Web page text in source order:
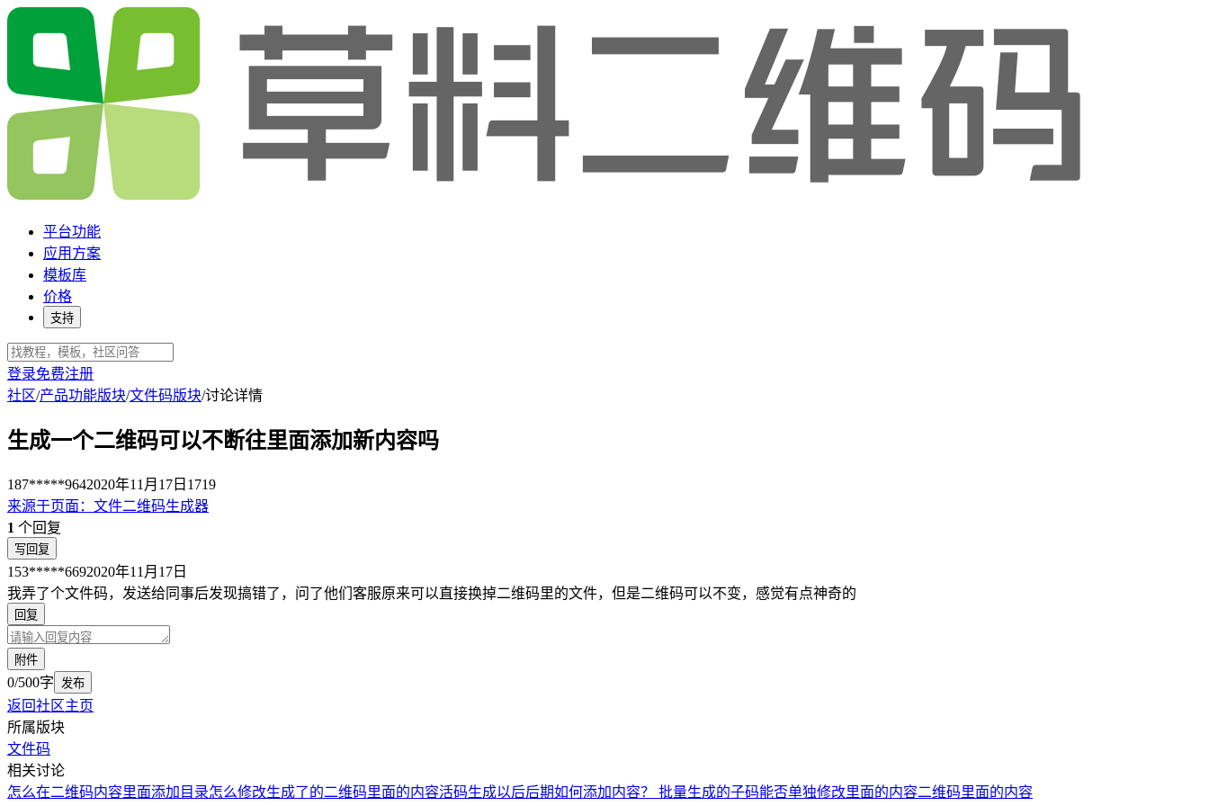
平台功能
应用方案
模板库
价格
支持
登录免费注册
社区/产品功能版块/文件码版块/讨论详情
生成一个二维码可以不断往里面添加新内容吗
187*****9642020年11月17日 1719
来源于页面 ： 文件二维码生成器
1 个回复
写回复
153*****6692020年11月17日
我弄了个文件码，发送给同事后发现搞错了，问了他们客服原来可以直接换掉二维码里的文件，但是二维码可以不变，感觉有点神奇的
回复
附件
0/500字 发布
返回社区主页
所属版块
文件码
相关讨论
怎么在二维码内容里面添加目录怎么修改生成了的二维码里面的内容活码生成以后后期如何添加内容？ 批量生成的子码能否单独修改里面的内容二维码里面的内容